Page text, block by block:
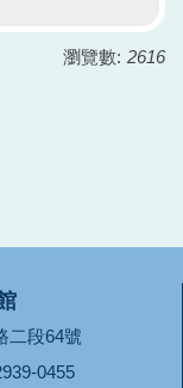
瀏覽數: 2616
二段64號
0455